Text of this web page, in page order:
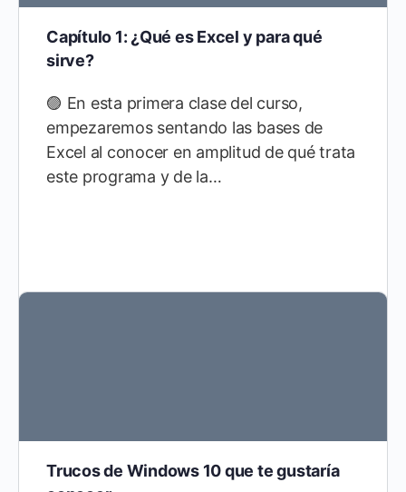
Capítulo 1: ¿Qué es Excel y para qué
sirve?
🟣 En esta primera clase del curso,
empezaremos sentando las bases de
Excel al conocer en amplitud de qué trata
este programa y de la…
Trucos de Windows 10 que te gustaría